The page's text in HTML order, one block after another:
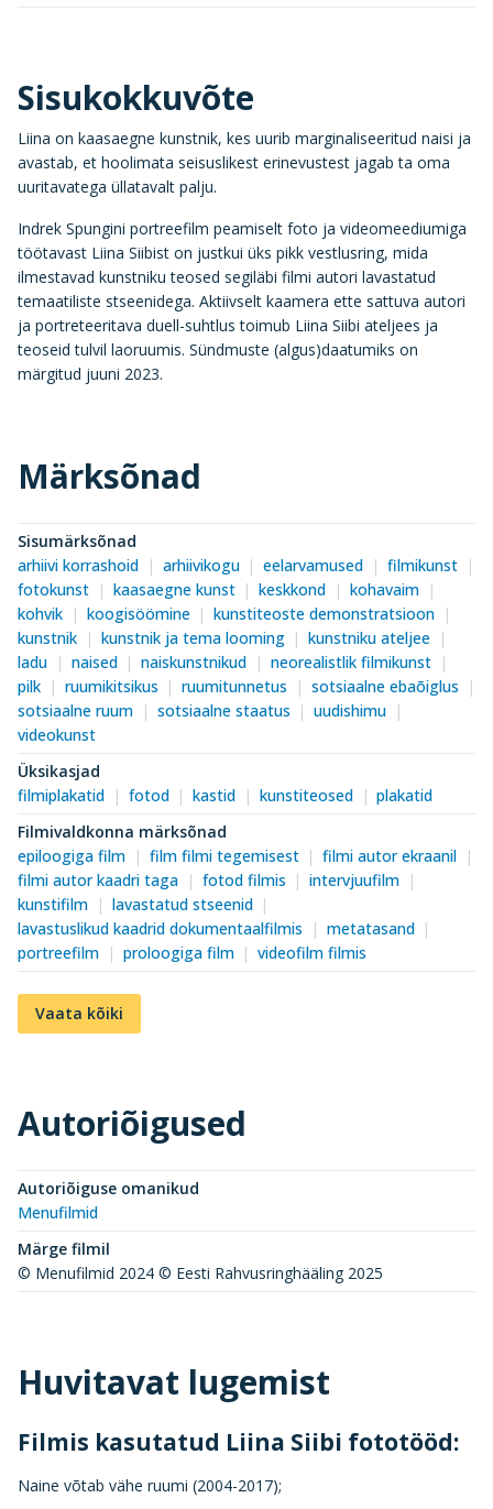
Sisukokkuvõte
Liina on kaasaegne kunstnik, kes uurib marginaliseeritud naisi ja
avastab, et hoolimata seisuslikest erinevustest jagab ta oma
uuritavatega üllatavalt palju.
Indrek Spungini portreefilm peamiselt foto ja videomeediumiga
töötavast Liina Siibist on justkui üks pikk vestlusring, mida
ilmestavad kunstniku teosed segiläbi filmi autori lavastatud
temaatiliste stseenidega. Aktiivselt kaamera ette sattuva autori
ja portreteeritava duell-suhtlus toimub Liina Siibi ateljees ja
teoseid tulvil laoruumis. Sündmuste (algus)daatumiks on
märgitud juuni 2023.
Märksõnad
Sisumärksõnad
arhiivi korrashoid
arhiivikogu eelarvamused
filmikunst
fotokunst
kaasaegne kunst keskkond
kohavaim
kohvik
koogisöömine
kunstiteoste demonstratsioon
kunstnik
kunstnik ja tema looming
kunstniku ateljee
ladu
naised naiskunstnikud
neorealistlik filmikunst
pilk
ruumikitsikus ruumitunnetus
sotsiaalne ebaõiglus
sotsiaalne ruum
sotsiaalne staatus
uudishimu
videokunst
Üksikasjad
filmiplakatid
fotod kastid kunstiteosed
plakatid
Filmivaldkonna märksõnad
epiloogiga film
film filmi tegemisest
filmi autor ekraanil
filmi autor kaadri taga
fotod filmis
intervjuufilm
kunstifilm
lavastatud stseenid
lavastuslikud kaadrid dokumentaalfilmis
metatasand
portreefilm
proloogiga film videofilm filmis
Vaata kõiki
Autoriõigused
Autoriõiguse omanikud
Menufilmid
Märge filmil
© Menufilmid 2024 © Eesti Rahvusringhääling 2025
Huvitavat lugemist
Filmis kasutatud Liina Siibi fototööd:
Naine võtab vähe ruumi (2004-2017);